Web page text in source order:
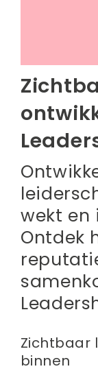
Shop &
Contact
wekt en
Ontdek
Zichtbaar
binnen